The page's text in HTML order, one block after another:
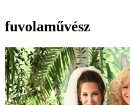
fuvolaművész